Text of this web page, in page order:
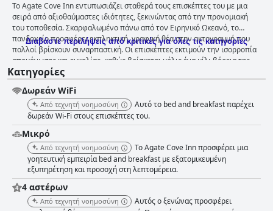
Το Agate Cove Inn εντυπωσιάζει σταθερά τους επισκέπτες του με μια
σειρά από αξιοθαύμαστες ιδιότητες, ξεκινώντας από την προνομιακή
του τοποθεσία. Σκαρφαλωμένο πάνω από τον Ειρηνικό Ωκεανό, το
πανδοχείο προσφέρει εκπληκτική, γραφική θέα στην ακτογραμμή που
πολλοί βρίσκουν συναρπαστική. Οι επισκέπτες εκτιμούν την ισορροπία
απομόνωσης και ευκολίας, καθώς βρίσκεται μόλις ένα μίλι βόρεια της
γοητευτικής πόλης του Μεντοσίνο. Οι όμορφα διατηρημένοι κήποι και
τα ατομικά δωμάτια σε στιλ εξοχικής κατοικίας ενισχύουν την εμπειρία,
προσφέροντας ένα ζεστό και ατμοσφαιρικό καταφύγιο. Μαγευτικά
ηλιοβασιλέματα, υπέροχα πρωινά με θέα στον ωκεανό και μια γαλήνια
ατμόσφαιρα καθιστούν το Agate Cove Inn μια ονειρεμένη απόδραση
δίπλα στη θάλασσα. Η εμπειρία του πρωινού στο Agate Cove Inn είναι
ένα ξεχωριστό χαρακτηριστικό, αποσπώντας υψηλούς επαίνους για τις
νόστιμες, ποικίλες και φρεσκομαγειρεμένες προσφορές του. Οι
επισκέπτες ενθουσιάζονται με την εξαιρετική ποιότητα του φαγητού,
από αυγά και μπέικον μέχρι σπιτικά ψωμιά και γκρανόλα. Ειδικά είδη
όπως η πουτίγκα chia με καρύδα είναι επίσης επιτυχία. Η γκουρμέ
ποιότητα των γευμάτων, σε συνδυασμό με μια εκπληκτική τραπεζαρία με
θέα στην ακτογραμμή, ενισχύει τη συνολική πρωινή εμπειρία. Το φιλικό
Διαβάστε περιλήψεις από κριτικές για όλες τις κατηγορίες
Κατηγορίες
Δωρεάν WiFi
Από τεχνητή νοημοσύνη
Αυτό το bed and breakfast παρέχει
δωρεάν Wi-Fi στους επισκέπτες του.
Μικρό
Από τεχνητή νοημοσύνη
Το Agate Cove Inn προσφέρει μια
γοητευτική εμπειρία bed and breakfast με εξατομικευμένη
εξυπηρέτηση και προσοχή στη λεπτομέρεια.
4 αστέρων
Από τεχνητή νοημοσύνη
Αυτός ο ξενώνας προσφέρει